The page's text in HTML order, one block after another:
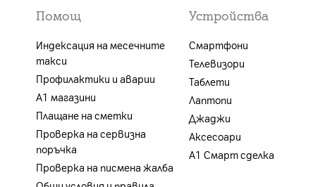
Помощ
Индексация на месечните
такси
Профилактики и аварии
А1 магазини
Плащане на сметки
Проверка на сервизна
поръчка
Проверка на писмена жалба
Устройства
Смартфони
Телевизори
Таблети
Лаптопи
Джаджи
Аксесоари
A1 Смарт сделка